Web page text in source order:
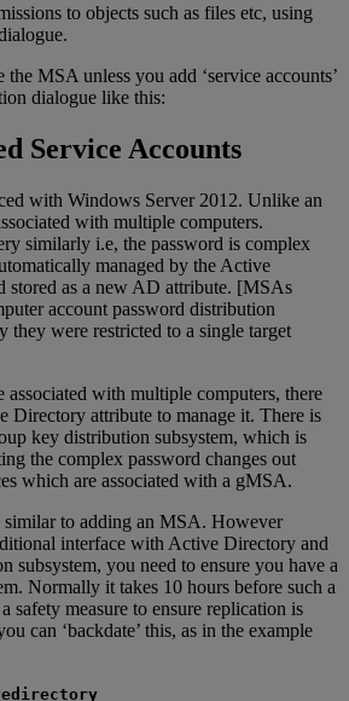
to objects such as files etc, using
MSA unless you add ‘service accounts’
dialogue like this:
Service Accounts
with Windows Server 2012. Unlike an
with multiple computers.
similarly i.e, the password is complex
managed by the Active
stored as a new AD attribute. [MSAs
account password distribution
they were restricted to a single target
associated with multiple computers, there
Directory attribute to manage it. There is
key distribution subsystem, which is
the complex password changes out
which are associated with a gMSA.
to adding an MSA. However
interface with Active Directory and
subsystem, you need to ensure you have a
Normally it takes 10 hours before such a
safety measure to ensure replication is
can ‘backdate’ this, as in the example